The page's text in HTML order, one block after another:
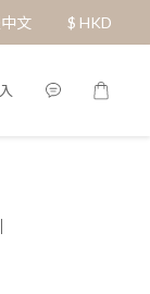
文 $ HKD